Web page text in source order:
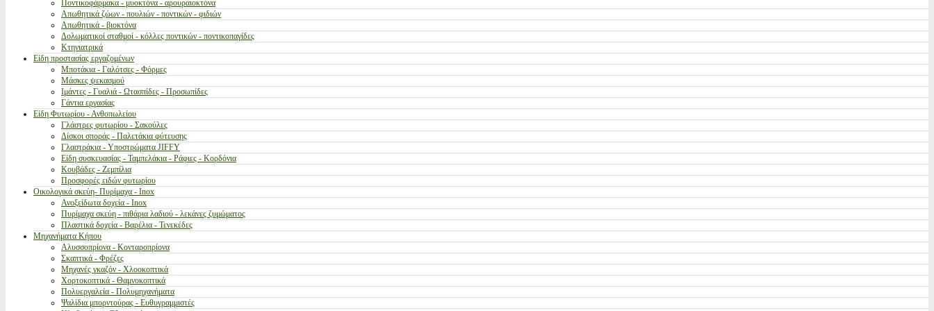
Ποντικοφάρμακα - μυοκτόνα - αρουραιοκτόνα
Απωθητικά ζώων - πουλιών - ποντικών - φιδιών
Απωθητικά - βιοκτόνα
Δολωματικοί σταθμοί - κόλλες ποντικών - ποντικοπαγίδες
Κτηνιατρικά
Είδη προστασίας εργαζομένων
Μποτάκια - Γαλότσες - Φόρμες
Μάσκες ψεκασμού
Ιμάντες - Γυαλιά - Ωτασπίδες - Προσωπίδες
Γάντια εργασίας
Είδη Φυτωρίου - Ανθοπωλείου
Γλάστρες φυτωρίου - Σακούλες
Δίσκοι σποράς - Παλετάκια φύτευσης
Γλαστράκια - Υποστρώματα JIFFY
Είδη συσκευασίας - Ταμπελάκια - Ράφιες - Κορδόνια
Κουβάδες - Ζεμπίλια
Προσφορές ειδών φυτωρίου
Οικολογικά σκεύη- Πυρίμαχα - Inox
Ανοξείδωτα δοχεία - Inox
Πυρίμαχα σκεύη - πιθάρια λαδιού - λεκάνες ζυμώματος
Πλαστικά δοχεία - Βαρέλια - Τενεκέδες
Μηχανήματα Κήπου
Αλυσσοπρίονα - Κονταροπρίονα
Σκαπτικά - Φρέζες
Μηχανές γκαζόν - Χλοοκοπτικά
Χορτοκοπτικά - Θαμνοκοπτικά
Πολυεργαλεία - Πολυμηχανήματα
Ψαλίδια μπορντούρας - Ευθυγραμμιστές